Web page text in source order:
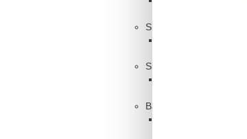
Slaapkamer, 2 personen
Slaapkamer, 2 personen
Badkamer